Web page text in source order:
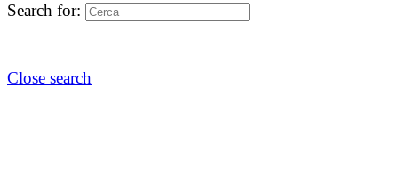
Search for:
Close search